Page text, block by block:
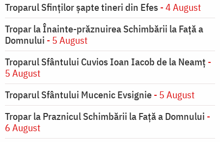
Troparul Sfinţilor şapte tineri din Efes - 4 August
Tropar la Înainte-prăznuirea Schimbării la Faţă a
Domnului - 5 August
Troparul Sfântului Cuvios Ioan Iacob de la Neamț -
5 August
Troparul Sfântului Mucenic Evsignie- 5 August
Tropar la Praznicul Schimbării la Faţă a Domnului -
6 August